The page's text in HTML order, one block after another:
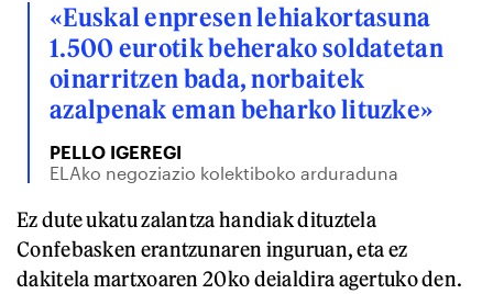
«Euskal enpresen lehiakortasuna
1.500 eurotik beherako soldatetan
oinarritzen bada, norbaitek
azalpenak eman beharko lituzke»
PELLO IGEREGI
ELAko negoziazio kolektiboko arduraduna
Ez dute ukatu zalantza handiak dituztela
Confebasken erantzunaren inguruan, eta ez
dakitela martxoaren 20ko deialdira agertuko den.